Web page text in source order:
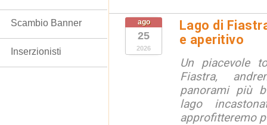
ago
25
2026
Lago di
e aperitivo
Un piacevole
Fiastra,
panorami più
lago
approfitteremo
Scambio Banner
Inserzionisti